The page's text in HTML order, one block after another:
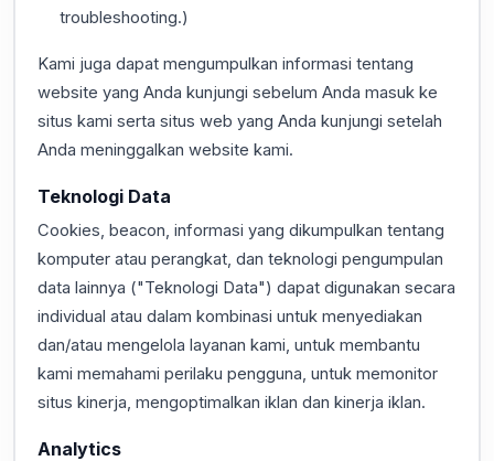
troubleshooting.)
Kami juga dapat mengumpulkan informasi tentang
website yang Anda kunjungi sebelum Anda masuk ke
situs kami serta situs web yang Anda kunjungi setelah
Anda meninggalkan website kami.
Teknologi Data
Cookies, beacon, informasi yang dikumpulkan tentang
komputer atau perangkat, dan teknologi pengumpulan
data lainnya ("Teknologi Data") dapat digunakan secara
individual atau dalam kombinasi untuk menyediakan
dan/atau mengelola layanan kami, untuk membantu
kami memahami perilaku pengguna, untuk memonitor
situs kinerja, mengoptimalkan iklan dan kinerja iklan.
Analytics